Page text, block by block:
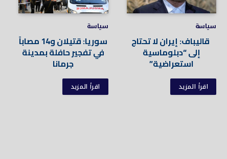
سياسة
قاليباف: إيران لا تحتاج
إلى “دبلوماسية
استعراضية”
اقرأ المزيد
سياسة
سوريا: قتيلان و14 مصاباً
في تفجير حافلة بمدينة
جرمانا
اقرأ المزيد